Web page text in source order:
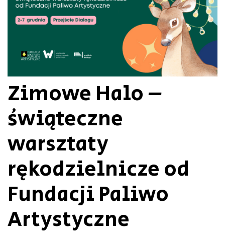
Zimowe Halo –
świąteczne
warsztaty
rękodzielnicze od
Fundacji Paliwo
Artystyczne